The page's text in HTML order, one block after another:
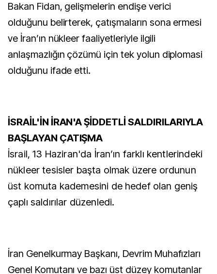
Bakan Fidan, gelişmelerin endişe verici
olduğunu belirterek, çatışmaların sona ermesi
ve İran’ın nükleer faaliyetleriyle ilgili
anlaşmazlığın çözümü için tek yolun diplomasi
olduğunu ifade etti.
İSRAİL'İN İRAN'A ŞİDDETLİ SALDIRILARIYLA
BAŞLAYAN ÇATIŞMA
İsrail, 13 Haziran'da İran’ın farklı kentlerindeki
nükleer tesisler başta olmak üzere ordunun
üst komuta kademesini de hedef olan geniş
çaplı saldırılar düzenledi.
İran Genelkurmay Başkanı, Devrim Muhafızları
Genel Komutanı ve bazı üst düzey komutanlar